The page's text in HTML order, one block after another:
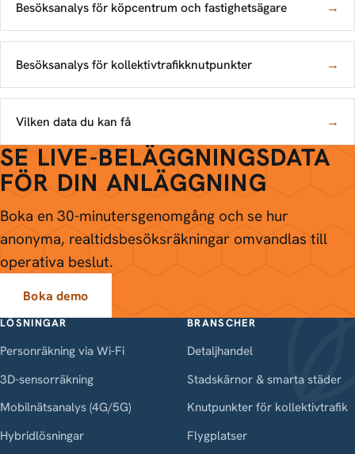
Besöksanalys för köpcentrum och fastighetsägare →
Besöksanalys för kollektivtrafik­knutpunkter →
Vilken data du kan få →
SE LIVE-BELÄGGNINGSDATA
FÖR DIN ANLÄGGNING
Boka en 30-minutersgenomgång och se hur
anonyma, realtids­besöksräkningar omvandlas till
operativa beslut.
Boka demo
LÖSNINGAR
Personräkning via Wi-Fi
3D-sensorräkning
Mobilnätsanalys (4G/5G)
Hybridlösningar
BRANSCHER
Detaljhandel
Stadskärnor & smarta städer
Knutpunkter för kollektivtrafik
Flygplatser